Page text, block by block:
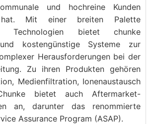
und hochreine Kunden
hat. Mit einer breiten Palette
Technologien bietet chunke
kostengünstige Systeme zur
Herausforderungen bei der
Zu ihren Produkten gehören
Medienfiltration, Ionenaustausch
bietet auch Aftermarket-
an, darunter das renommierte
Assurance Program (ASAP).